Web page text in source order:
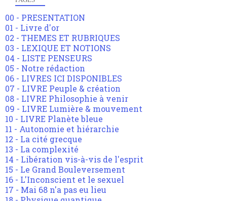
00 - PRESENTATION
01 - Livre d'or
02 - THEMES ET RUBRIQUES
03 - LEXIQUE ET NOTIONS
04 - LISTE PENSEURS
05 - Notre rédaction
06 - LIVRES ICI DISPONIBLES
07 - LIVRE Peuple & création
08 - LIVRE Philosophie à venir
09 - LIVRE Lumière & mouvement
10 - LIVRE Planète bleue
11 - Autonomie et hiérarchie
12 - La cité grecque
13 - La complexité
14 - Libération vis-à-vis de l'esprit
15 - Le Grand Bouleversement
16 - L'Inconscient et le sexuel
17 - Mai 68 n'a pas eu lieu